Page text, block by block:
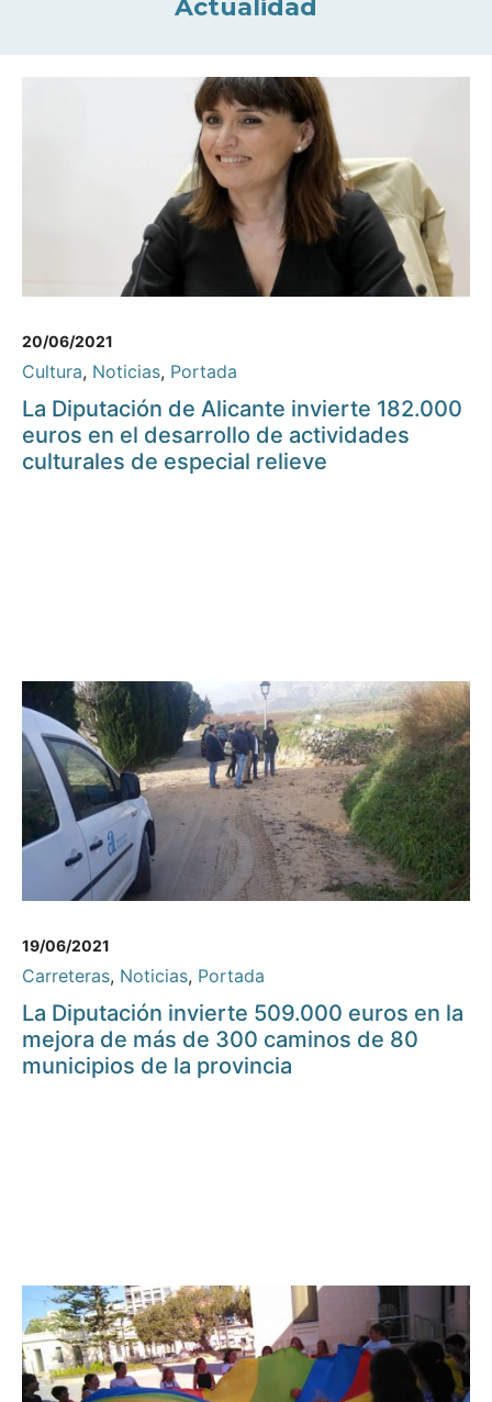
Actualidad
20/06/2021
Cultura, Noticias, Portada
La Diputación de Alicante invierte 182.000
euros en el desarrollo de actividades
culturales de especial relieve
19/06/2021
Carreteras, Noticias, Portada
La Diputación invierte 509.000 euros en la
mejora de más de 300 caminos de 80
municipios de la provincia